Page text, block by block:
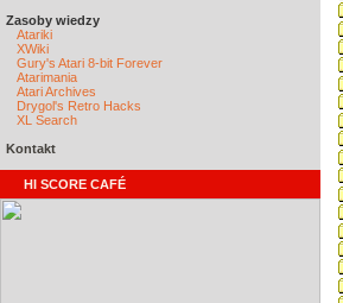
Zasoby wiedzy
Atariki
XWiki
Gury's Atari 8-bit Forever
Atarimania
Atari Archives
Drygol's Retro Hacks
XL Search
Kontakt
HI SCORE CAFÉ